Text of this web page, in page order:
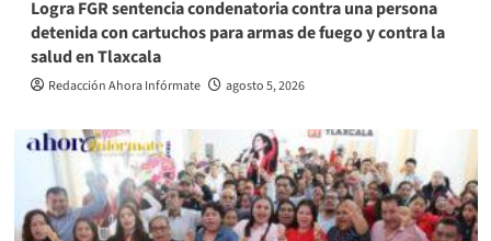
Logra FGR sentencia condenatoria contra una persona
detenida con cartuchos para armas de fuego y contra la
salud en Tlaxcala
Redacción Ahora Infórmate agosto 5, 2026